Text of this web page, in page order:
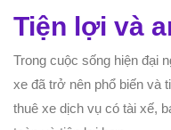
Tiện lợi và
Trong cuộc sống hiện đại
xe đã trở nên phổ biến và
thuê xe dịch vụ có tài xế,